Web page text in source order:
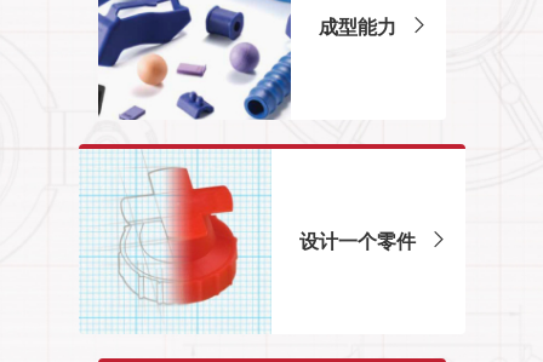
成型能力
设计一个零件